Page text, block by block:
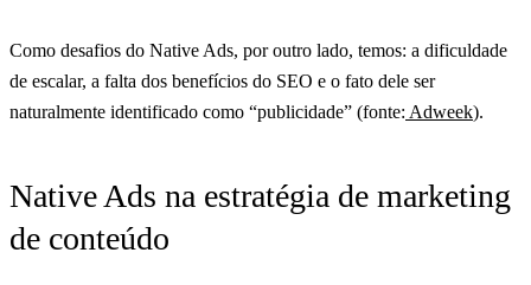
Como desafios do Native Ads, por outro lado, temos: a dificuldade
de escalar, a falta dos benefícios do SEO e o fato dele ser
naturalmente identificado como “publicidade” (fonte: Adweek).
Native Ads na estratégia de marketing
de conteúdo